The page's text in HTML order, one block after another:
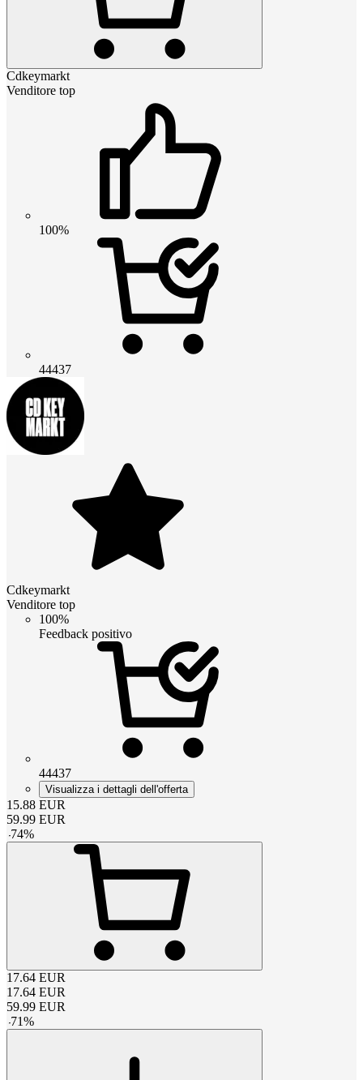
Cdkeymarkt
Venditore top
100%
44437
Cdkeymarkt
Venditore top
100%
Feedback positivo
44437
Visualizza i dettagli dell'offerta
15.88 EUR
59.99 EUR
-74%
17.64 EUR
17.64 EUR
59.99 EUR
-71%